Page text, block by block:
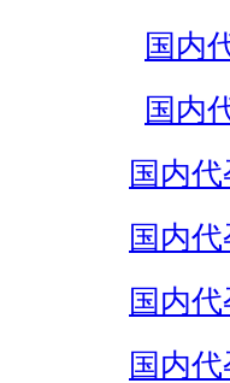
国内
国内
国内
国内
国内
国内